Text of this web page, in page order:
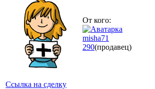
Ссылка на сделку
От кого:
misha71
290(продавец)